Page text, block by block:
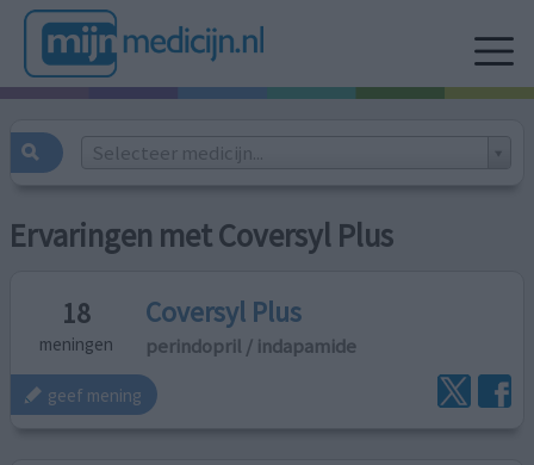
Selecteer medicijn...
Ervaringen met Coversyl Plus
18
meningen
Coversyl Plus
perindopril / indapamide
geef mening